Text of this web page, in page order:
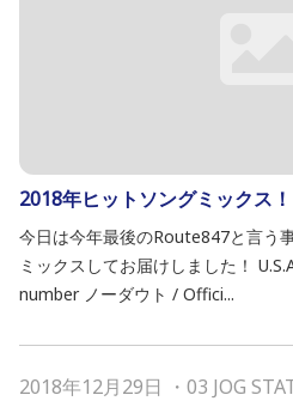
2018年ヒットソングミックス！
今日は今年最後のRoute847と言う
ミックスしてお届けしました！
number ノーダウト / Offici...
2018年12月29日 ・ 03 JOG